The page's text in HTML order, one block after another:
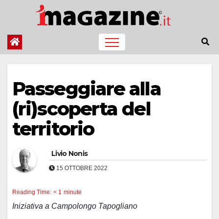
contenuto
Passeggiare alla
(ri)scoperta del
territorio
Livio Nonis
15 OTTOBRE 2022
Reading Time: < 1 minute
Iniziativa a Campolongo Tapogliano